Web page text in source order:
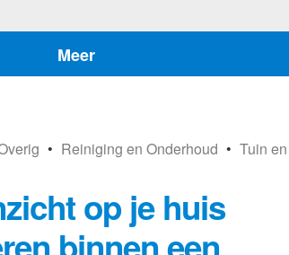
Meer
• Reiniging en Onderhoud • Tuin en
op je huis